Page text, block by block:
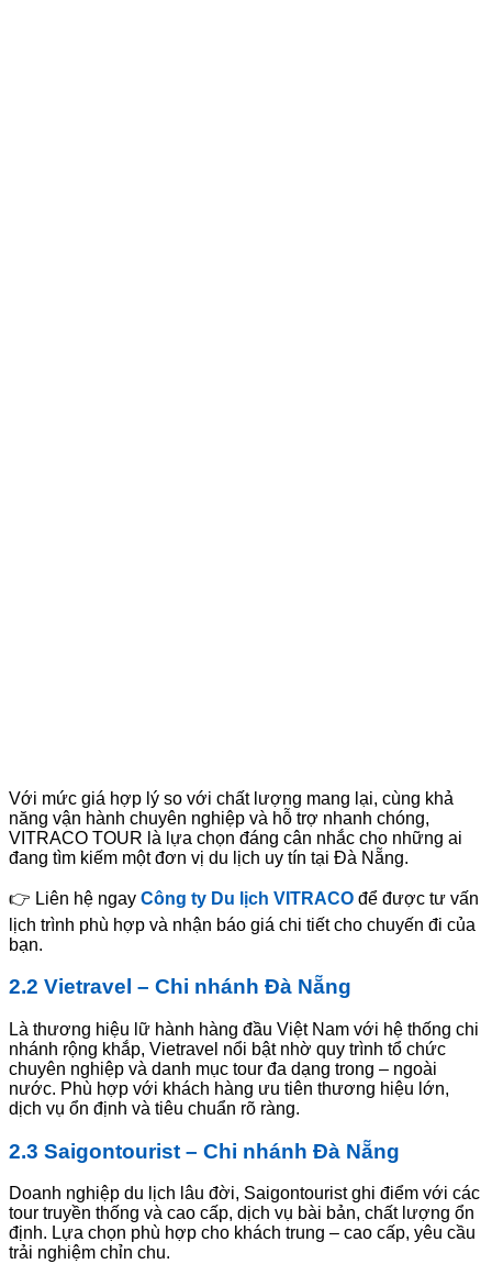
Với mức giá hợp lý so với chất lượng mang lại, cùng khả
năng vận hành chuyên nghiệp và hỗ trợ nhanh chóng,
VITRACO TOUR là lựa chọn đáng cân nhắc cho những ai
đang tìm kiếm một đơn vị du lịch uy tín tại Đà Nẵng.
👉 Liên hệ ngay Công ty Du lịch VITRACO để được tư vấn
lịch trình phù hợp và nhận báo giá chi tiết cho chuyến đi của
bạn.
2.2 Vietravel – Chi nhánh Đà Nẵng
Là thương hiệu lữ hành hàng đầu Việt Nam với hệ thống chi
nhánh rộng khắp, Vietravel nổi bật nhờ quy trình tổ chức
chuyên nghiệp và danh mục tour đa dạng trong – ngoài
nước. Phù hợp với khách hàng ưu tiên thương hiệu lớn,
dịch vụ ổn định và tiêu chuẩn rõ ràng.
2.3 Saigontourist – Chi nhánh Đà Nẵng
Doanh nghiệp du lịch lâu đời, Saigontourist ghi điểm với các
tour truyền thống và cao cấp, dịch vụ bài bản, chất lượng ổn
định. Lựa chọn phù hợp cho khách trung – cao cấp, yêu cầu
trải nghiệm chỉn chu.